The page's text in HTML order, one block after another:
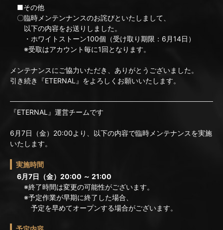
■その他
〇臨時メンテンナンスのお詫びといたしまして、
以下の内容をお送りしました。
・ホワイトストーン100個（受け取り期限：6月14日）
※受取はアカウント毎に1回となります。
メンテナンスにご協力いただき、ありがとうございました。
引き続き『ETERNAL』をよろしくお願いいたします。
『ETERNAL』運営チームです
6月7日（金）20:00より、以下の内容で臨時メンテナンスを実施
いたします。
実施時間
6月7日（金）20:00 ～ 21:00
※終了時間は変更の可能性がございます。
※予定作業が早期に終了した場合、
予定を早めてオープンする場合がございます。